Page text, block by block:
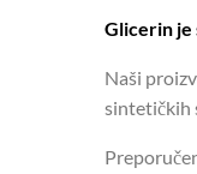
Glicerin je
Naši
sintetičkih